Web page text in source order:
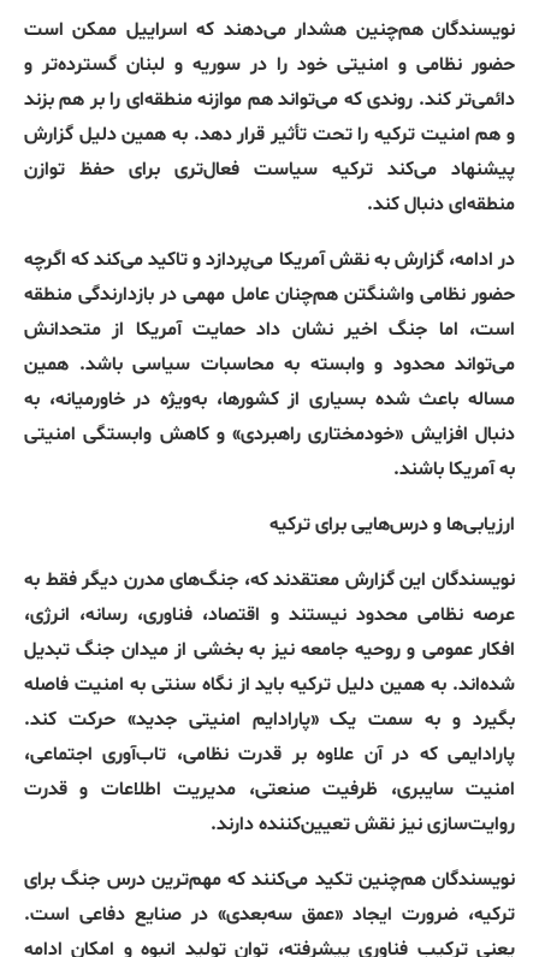
نویسندگان هم‌چنین هشدار می‌دهند که اسراییل ممکن است
حضور نظامی و امنیتی خود را در سوریه و لبنان گسترده‌تر و
دائمی‌تر کند. روندی که می‌تواند هم موازنه منطقه‌ای را بر هم بزند
و هم امنیت ترکیه را تحت تأثیر قرار دهد. به همین دلیل گزارش
پیشنهاد می‌کند ترکیه سیاست فعال‌تری برای حفظ توازن
منطقه‌ای دنبال کند.
در ادامه، گزارش به نقش آمریکا می‌پردازد و تاکید می‌کند که اگرچه
حضور نظامی واشنگتن هم‌چنان عامل مهمی در بازدارندگی منطقه
است، اما جنگ اخیر نشان داد حمایت آمریکا از متحدانش
می‌تواند محدود و وابسته به محاسبات سیاسی باشد. همین
مساله باعث شده بسیاری از کشورها، به‌ویژه در خاورمیانه، به
دنبال افزایش «خودمختاری راهبردی»و کاهش وابستگی امنیتی
به آمریکا باشند.
ارزیابی‌هاودرس‌هاییبرایترکیه
نویسندگان این گزارش معتقدند که، جنگ‌های مدرن دیگر فقط به
عرصه نظامی محدود نیستند و اقتصاد، فناوری، رسانه، انرژی،
افکار عمومی و روحیه جامعه نیز به بخشی از میدان جنگ تبدیل
شده‌اند. به همین دلیل ترکیه باید از نگاه سنتی به امنیت فاصله
بگیرد و به سمت یک«پارادایم امنیتی جدید»حرکت کند.
پارادایمی که در آن علاوه بر قدرت نظامی، تاب‌آوری اجتماعی،
امنیت سایبری، ظرفیت صنعتی، مدیریت اطلاعات و قدرت
روایت‌سازی نیز نقش تعیین‌کننده دارند.
نویسندگان هم‌چنین تکید می‌کنند که مهم‌ترین درس جنگ برای
ترکیه، ضرورت ایجاد «عمق سه‌بعدی» در صنایع دفاعی است.
یعنی ترکیب فناوری پیشرفته، توان تولید انبوه و امکان ادامه